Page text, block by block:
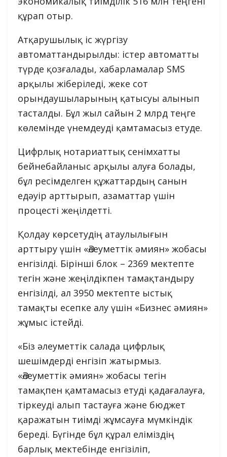
құрап отыр.
Атқарушылық іс жүргізу
автоматтандырылды: істер автоматты
түрде қозғалады, хабарламалар SMS
арқылы жіберіледі, жеке сот
орындаушыларының қатысуы алынып
тасталды. Бұл жыл сайын 2 млрд теңге
көлемінде үнемдеуді қамтамасыз етуде.
Цифрлық нотариаттық сенімхатты
бейнебайланыс арқылы алуға болады,
бұл ресімделген құжаттардың санын
едәуір арттырып, азаматтар үшін
процесті жеңілдетті.
Қолдау көрсетудің атаулылығын
арттыру үшін «Әлеуметтік әмиян» жобасы
енгізілді. Бірінші блок – 2369 мектепте
тегін және жеңілдікпен тамақтандыру
енгізілді, ал 3950 мектепте ыстық
тамақты есепке алу үшін «Бизнес әмиян»
жұмыс істейді.
«Біз әлеуметтік салада цифрлық
шешімдерді енгізіп жатырмыз.
«Әлеуметтік әмиян» жобасы тегін
тамақпен қамтамасыз етуді қадағалауға,
тіркеуді алып тастауға және бюджет
қаражатын тиімді жұмсауға мүмкіндік
береді. Бүгінде бұл құрал еліміздің
барлық мектебінде енгізіліп,